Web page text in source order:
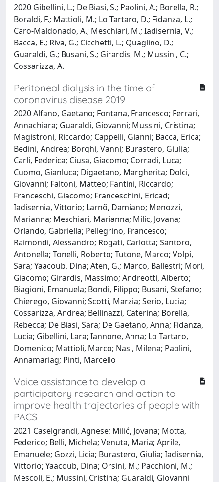
2020 Gibellini, L.; De Biasi, S.; Paolini, A.; Borella, R.;
Boraldi, F.; Mattioli, M.; Lo Tartaro, D.; Fidanza, L.;
Caro-Maldonado, A.; Meschiari, M.; Iadisernia, V.;
Bacca, E.; Riva, G.; Cicchetti, L.; Quaglino, D.;
Guaraldi, G.; Busani, S.; Girardis, M.; Mussini, C.;
Cossarizza, A.
Peritoneal dialysis in the time of
coronavirus disease 2019
2020 Alfano, Gaetano; Fontana, Francesco; Ferrari,
Annachiara; Guaraldi, Giovanni; Mussini, Cristina;
Magistroni, Riccardo; Cappelli, Gianni; Bacca, Erica;
Bedini, Andrea; Borghi, Vanni; Burastero, Giulia;
Carli, Federica; Ciusa, Giacomo; Corradi, Luca;
Cuomo, Gianluca; Digaetano, Margherita; Dolci,
Giovanni; Faltoni, Matteo; Fantini, Riccardo;
Franceschi, Giacomo; Franceschini, Ericad;
Iadisernia, Vittorio; Larnõ, Damiano; Menozzi,
Marianna; Meschiari, Marianna; Milic, Jovana;
Orlando, Gabriella; Pellegrino, Francesco;
Raimondi, Alessandro; Rogati, Carlotta; Santoro,
Antonella; Tonelli, Roberto; Tutone, Marco; Volpi,
Sara; Yaacoub, Dina; Aten, G.; Marco, Ballestri; Mori,
Giacomo; Girardis, Massimo; Andreotti, Alberto;
Biagioni, Emanuela; Bondi, Filippo; Busani, Stefano;
Chierego, Giovanni; Scotti, Marzia; Serio, Lucia;
Cossarizza, Andrea; Bellinazzi, Caterina; Borella,
Rebecca; De Biasi, Sara; De Gaetano, Anna; Fidanza,
Lucia; Gibellini, Lara; Iannone, Anna; Lo Tartaro,
Domenico; Mattioli, Marco; Nasi, Milena; Paolini,
Annamariag; Pinti, Marcello
Voice assistance to develop a
participatory research and action to
improve health trajectories of people with
PACS
2021 Caselgrandi, Agnese; Milić, Jovana; Motta,
Federico; Belli, Michela; Venuta, Maria; Aprile,
Emanuele; Gozzi, Licia; Burastero, Giulia; Iadisernia,
Vittorio; Yaacoub, Dina; Orsini, M.; Pacchioni, M.;
Mescoli, E.; Mussini, Cristina; Guaraldi, Giovanni